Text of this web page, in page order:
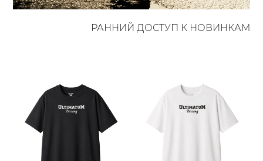
РАННИЙ ДОСТУП К НОВИНКАМ